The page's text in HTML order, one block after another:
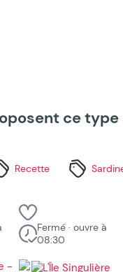
ce type
Recette
Fermé · ouvre à
08:30